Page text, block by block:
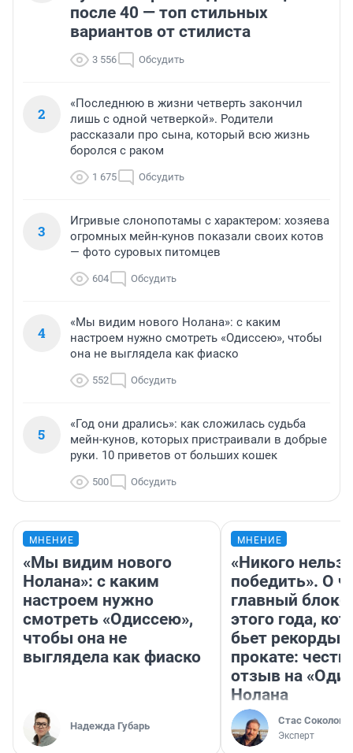
после 40 — топ стильных
вариантов от стилиста
3 556 Обсудить
2
«Последнюю в жизни четверть закончил
лишь с одной четверкой». Родители
рассказали про сына, который всю жизнь
боролся с раком
1 675 Обсудить
3
Игривые слонопотамы с характером: хозяева
огромных мейн-кунов показали своих котов
— фото суровых питомцев
604 Обсудить
4
«Мы видим нового Нолана»: с каким
настроем нужно смотреть «Одиссею», чтобы
она не выглядела как фиаско
552 Обсудить
5
«Год они дрались»: как сложилась судьба
мейн-кунов, которых пристраивали в добрые
руки. 10 приветов от больших кошек
500 Обсудить
МНЕНИЕ
«Мы видим нового
Нолана»: с каким
настроем нужно
смотреть «Одиссею»,
чтобы она не
выглядела как фиаско
Надежда Губарь
МНЕНИЕ
«Никого нельзя
победить». О
главный
этого года,
бьет рекорды в
прокате:
отзыв на
Нолана
Стас Соколов
Эксперт